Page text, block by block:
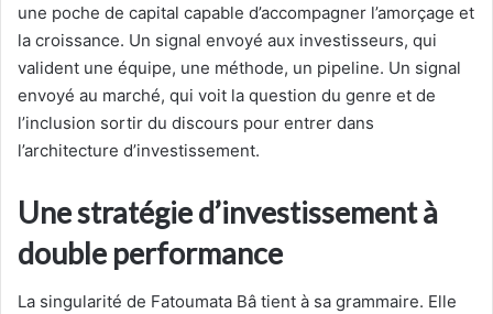
une poche de capital capable d’accompagner l’amorçage et
la croissance. Un signal envoyé aux investisseurs, qui
valident une équipe, une méthode, un pipeline. Un signal
envoyé au marché, qui voit la question du genre et de
l’inclusion sortir du discours pour entrer dans
l’architecture d’investissement.
Une stratégie d’investissement à
double performance
La singularité de Fatoumata Bâ tient à sa grammaire. Elle